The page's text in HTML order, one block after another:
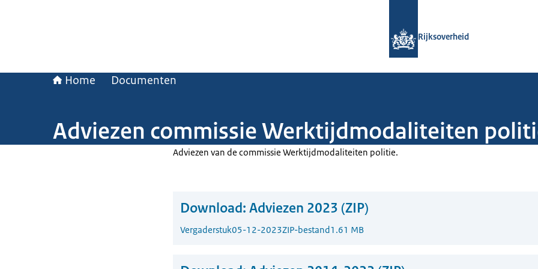
Rijksoverheid
Home Documenten
Adviezen commissie Werktijdmodaliteiten
Adviezen van de commissie Werktijdmodaliteiten politie.
Download: Adviezen 2023 (ZIP)
Vergaderstuk05-12-2023ZIP-bestand1.61 MB